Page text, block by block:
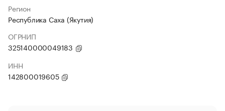
Регион
Республика Саха (Якутия)
ОГРНИП
325140000049183
ИНН
142800019605